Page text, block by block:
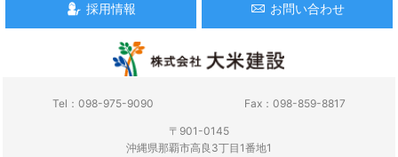
採用情報 お問い合わせ
Tel：098-975-9090 Fax：098-859-8817
〒901-0145
沖縄県那覇市高良3丁目1番地1